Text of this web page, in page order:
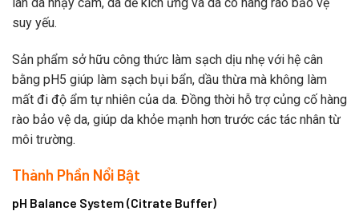
suy yếu.
Sản phẩm sở hữu công thức làm sạch dịu nhẹ với hệ cân
bằng pH5 giúp làm sạch bụi bẩn, dầu thừa mà không làm
mất đi độ ẩm tự nhiên của da. Đồng thời hỗ trợ củng cố hàng
rào bảo vệ da, giúp da khỏe mạnh hơn trước các tác nhân từ
môi trường.
Thành Phần Nổi Bật
pH Balance System (Citrate Buffer)